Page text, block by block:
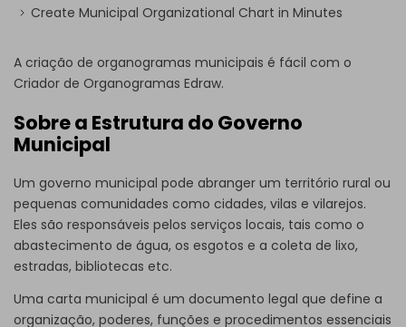
Create Municipal Organizational Chart in Minutes
A criação de organogramas municipais é fácil com o
Criador de Organogramas Edraw.
Sobre a Estrutura do Governo
Municipal
Um governo municipal pode abranger um território rural ou
pequenas comunidades como cidades, vilas e vilarejos.
Eles são responsáveis pelos serviços locais, tais como o
abastecimento de água, os esgotos e a coleta de lixo,
estradas, bibliotecas etc.
Uma carta municipal é um documento legal que define a
organização, poderes, funções e procedimentos essenciais